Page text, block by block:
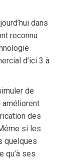
dans
reconnu
d’ici 3 à
de
améliorent
des
si les
quelques
qu’à ses